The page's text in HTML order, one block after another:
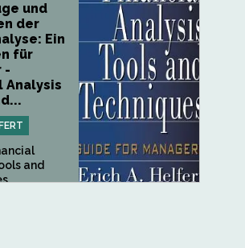
und
der
Ein
für
-
Analysis
and